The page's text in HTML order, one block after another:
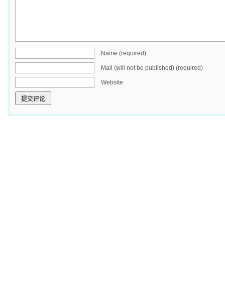
Name (required)
Mail (will not be published) (required)
Website